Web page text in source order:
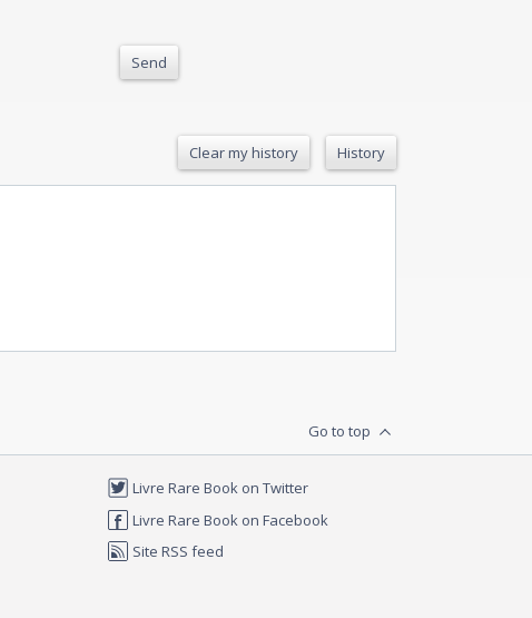
Send
Clear my history History
Go to top
Livre Rare Book on Twitter
Livre Rare Book on Facebook
Site RSS feed